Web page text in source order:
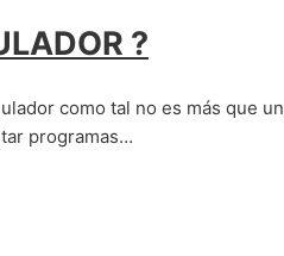
?
como tal no es más que un
programas…